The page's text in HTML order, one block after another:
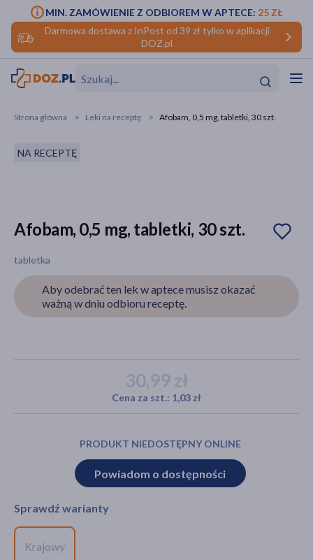
Darmowa dostawa z InPost od 39 zł tylko w aplikacji
DOZ.pl
MIN. ZAMÓWIENIE Z ODBIOREM W APTECE: 25 ZŁ
Strona główna Leki na receptę Afobam, 0,5 mg, tabletki, 30 szt.
NA RECEPTĘ
Afobam, 0,5 mg, tabletki, 30 szt.
tabletka
Aby odebrać ten lek w aptece musisz okazać
ważną w dniu odbioru receptę.
30,99 zł
Cena za szt.: 1,03 zł
PRODUKT NIEDOSTĘPNY ONLINE
Powiadom o dostępności
Sprawdź warianty
Krajowy